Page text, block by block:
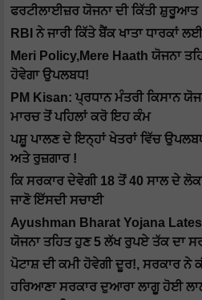
ਫਰਟੀਲਾਈਜ਼ਰ ਯੋਜਨਾ ਦੀ ਕਿੱਤੀ ਸ਼ੁਰੂਆਤ
RBI ਨੇ ਜਾਰੀ ਕਿੱਤੇ ਬੈਂਕ ਖਾਤਾ ਧਾਰਕਾਂ
Meri Policy,Mere Haath ਯੋਜਨਾ
ਹੋਵੇਗਾ ਉਪਲਬਧ!
PM Kisan: ਪ੍ਰਧਾਨ ਮੰਤਰੀ ਕਿਸਾਨ
ਮਾਰਚ ਤੋਂ ਪਹਿਲਾਂ ਕਰੋ ਇਹ ਕੰਮ
ਪਸ਼ੂ ਪਾਲਣ ਦੇ ਇਨ੍ਹਾਂ ਖੇਤਰਾਂ ਵਿੱਚ
ਅਤੇ ਰੁਜ਼ਗਾਰ !
ਕਿ ਸਰਕਾਰ ਦੇਵੇਗੀ 18 ਤੋਂ 40 ਸਾਲ ਦੇ
ਜਾਣੋ ਇੱਸਦੀ ਸਚਾਈ
Ayushman Bharat Yojana
ਯੋਜਨਾ ਤਹਿਤ ਹੁਣ 5 ਲੱਖ ਰੁਪਏ ਤੱਕ ਦਾ
ਪੋਟਾਸ਼ ਦੀ ਕਮੀ ਹੋਵੇਗੀ ਦੂਰ!, ਸਰਕਾਰ ਨੇ
ਹਰਿਆਣਾ ਸਰਕਾਰ ਦੁਆਰਾ ਲਾਗੂ ਹੋਈ